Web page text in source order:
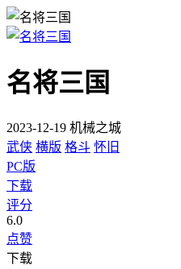
名将三国
2023-12-19 机械之城
武侠 横版 格斗 怀旧
PC版
下载
评分
6.0
点赞
下载